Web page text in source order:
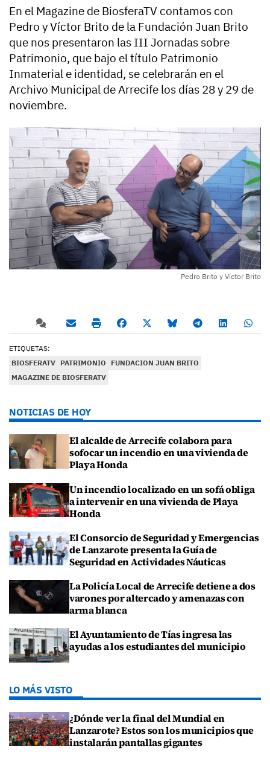
En el Magazine de BiosferaTV contamos con
Pedro y Víctor Brito de la Fundación Juan Brito
que nos presentaron las III Jornadas sobre
Patrimonio, que bajo el título Patrimonio
Inmaterial e identidad, se celebrarán en el
Archivo Municipal de Arrecife los días 28 y 29 de
noviembre.
Pedro Brito y Víctor Brito
ETIQUETAS:
BIOSFERATV PATRIMONIO
FUNDACION JUAN BRITO
MAGAZINE DE BIOSFERATV
NOTICIAS DE HOY
El alcalde de Arrecife colabora para
sofocar un incendio en una vivienda de
Playa Honda
Un incendio localizado en un sofá obliga
a intervenir en una vivienda de Playa
Honda
El Consorcio de Seguridad y Emergencias
de Lanzarote presenta la Guía de
Seguridad en Actividades Náuticas
La Policía Local de Arrecife detiene a dos
varones por altercado y amenazas con
arma blanca
El Ayuntamiento de Tías ingresa las
ayudas a los estudiantes del municipio
LO MÁS VISTO
¿Dónde ver la final del Mundial en
Lanzarote? Estos son los municipios que
instalarán pantallas gigantes